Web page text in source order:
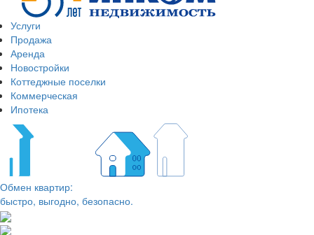
Услуги
Продажа
Аренда
Новостройки
Коттеджные поселки
Коммерческая
Ипотека
Обмен квартир:
быстро, выгодно, безопасно.